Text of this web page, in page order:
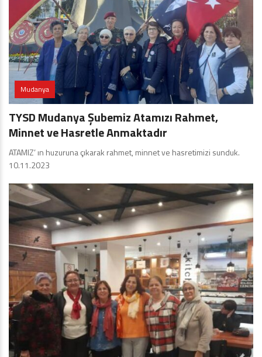
Mudanya
TYSD Mudanya Şubemiz Atamızı Rahmet,
Minnet ve Hasretle Anmaktadır
ATAMIZ’ ın huzuruna çıkarak rahmet, minnet ve hasretimizi sunduk.
10.11.2023